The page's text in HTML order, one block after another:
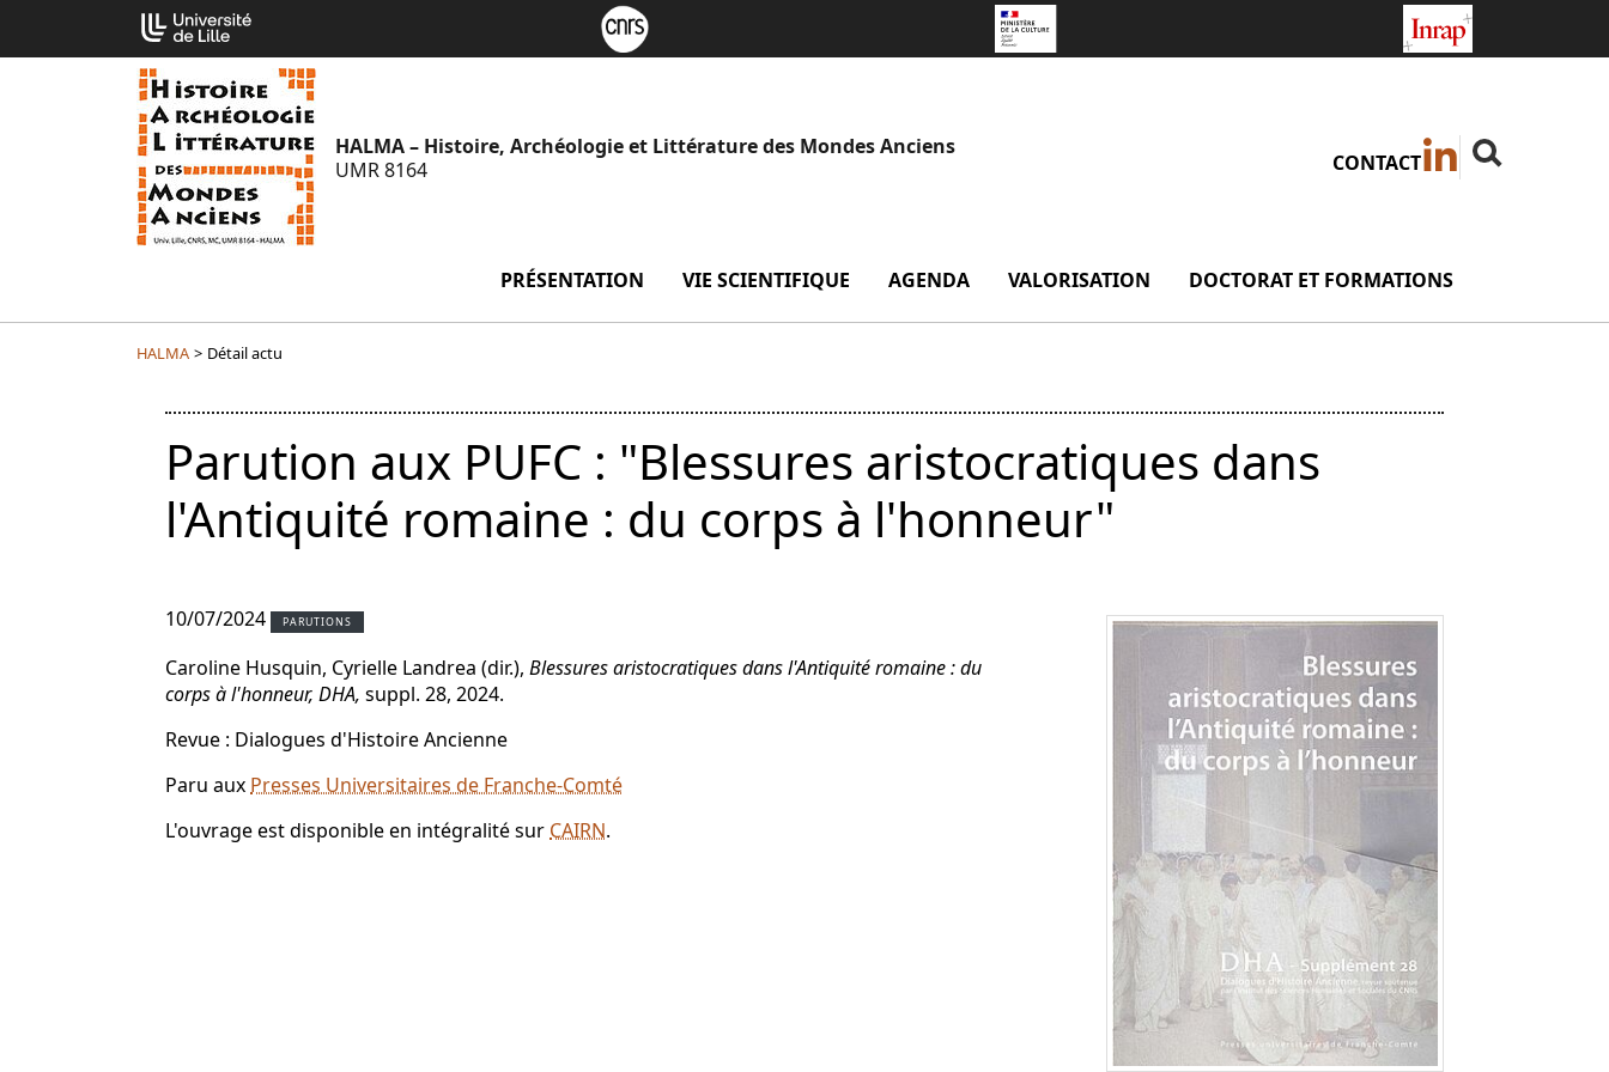
contenu
HALMA – Histoire, Archéologie et Littérature des Mondes Anciens
UMR 8164
CONTACT
Linkedin (
Rechercher
Fermer la
PRÉSENTATION menu Présentation
VIE SCIENTIFIQUE menu Vie scientifique
AGENDA VALORISATION menu Valorisation
DOCTORAT ET FORMATIONS
HALMA > Détail actu
Parution aux PUFC : "Blessures aristocratiques dans
l'Antiquité romaine : du corps à l'honneur"
10/07/2024 PARUTIONS
Caroline Husquin, Cyrielle Landrea (dir.), Blessures aristocratiques dans l'Antiquité romaine : du
corps à l'honneur, DHA, suppl. 28, 2024.
Revue : Dialogues d'Histoire Ancienne
Paru aux Presses Universitaires de Franche-Comté
L'ouvrage est disponible en intégralité sur CAIRN.
Cookies management panel